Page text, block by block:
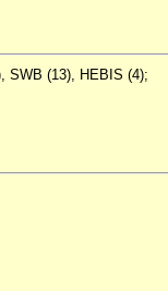
SWB (13), HEBIS (4);